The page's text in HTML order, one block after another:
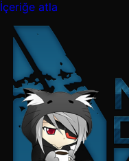
İçeriğe atla